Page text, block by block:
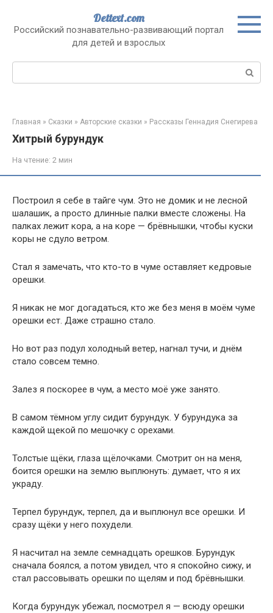
контенту
Dettext.com
Российский познавательно-развивающий портал
для детей и взрослых
Поиск:
Главная » Сказки » Авторские сказки » Рассказы Геннадия Снегирева
Хитрый бурундук
На чтение: 2 мин
Построил я себе в тайге чум. Это не домик и не лесной
шалашик, а просто длинные палки вместе сложены. На
палках лежит кора, а на коре — брёвнышки, чтобы куски
коры не сдуло ветром.
Стал я замечать, что кто-то в чуме оставляет кедровые
орешки.
Я никак не мог догадаться, кто же без меня в моём чуме
орешки ест. Даже страшно стало.
Но вот раз подул холодный ветер, нагнал тучи, и днём
стало совсем темно.
Залез я поскорее в чум, а место моё уже занято.
В самом тёмном углу сидит бурундук. У бурундука за
каждой щекой по мешочку с орехами.
Толстые щёки, глаза щёлочками. Смотрит он на меня,
боится орешки на землю выплюнуть: думает, что я их
украду.
Терпел бурундук, терпел, да и выплюнул все орешки. И
сразу щёки у него похудели.
Я насчитал на земле семнадцать орешков. Бурундук
сначала боялся, а потом увидел, что я спокойно сижу, и
стал рассовывать орешки по щелям и под брёвнышки.
Когда бурундук убежал, посмотрел я — всюду орешки